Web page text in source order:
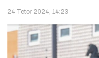
24 Tetor 2024, 14:23